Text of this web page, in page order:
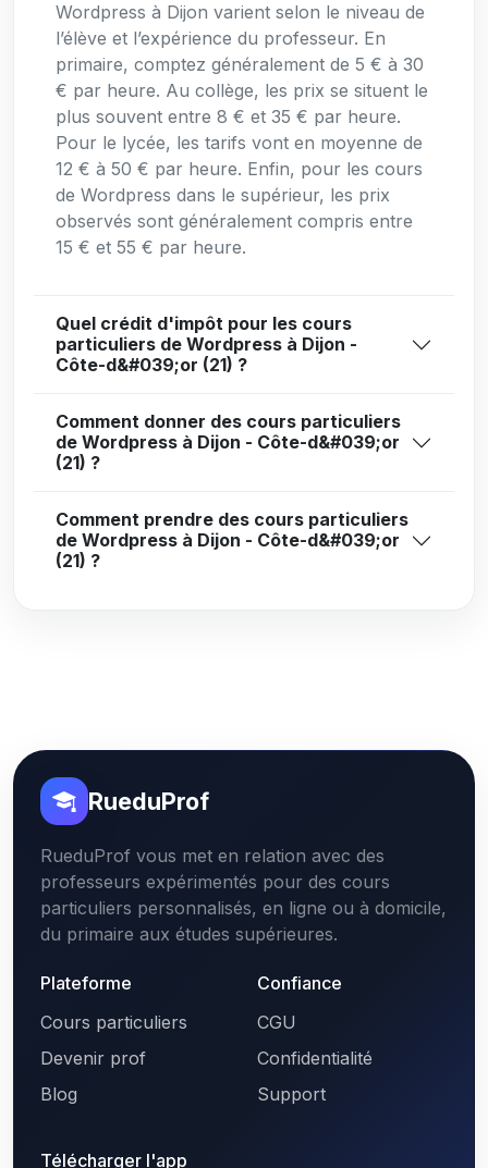
Wordpress à Dijon varient selon le niveau de
l’élève et l’expérience du professeur. En
primaire, comptez généralement de 5 € à 30
€ par heure. Au collège, les prix se situent le
plus souvent entre 8 € et 35 € par heure.
Pour le lycée, les tarifs vont en moyenne de
12 € à 50 € par heure. Enfin, pour les cours
de Wordpress dans le supérieur, les prix
observés sont généralement compris entre
15 € et 55 € par heure.
Quel crédit d'impôt pour les cours
particuliers de Wordpress à Dijon -
Côte-d&#039;or (21) ?
Comment donner des cours particuliers
de Wordpress à Dijon - Côte-d&#039;or
(21) ?
Comment prendre des cours particuliers
de Wordpress à Dijon - Côte-d&#039;or
(21) ?
RueduProf
RueduProf vous met en relation avec des
professeurs expérimentés pour des cours
particuliers personnalisés, en ligne ou à domicile,
du primaire aux études supérieures.
Plateforme
Cours particuliers
Devenir prof
Blog
Confiance
CGU
Confidentialité
Support
Télécharger l'app